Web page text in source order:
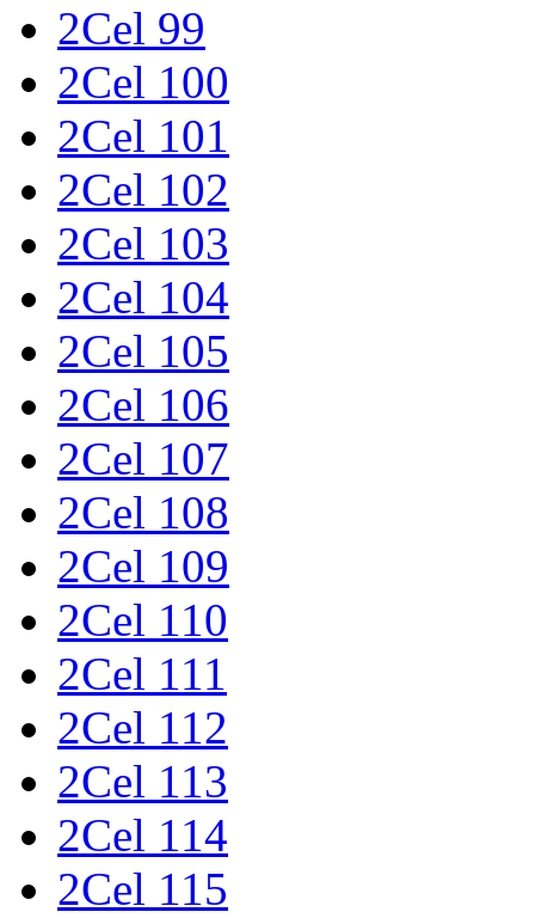
2Cel 99
2Cel 100
2Cel 101
2Cel 102
2Cel 103
2Cel 104
2Cel 105
2Cel 106
2Cel 107
2Cel 108
2Cel 109
2Cel 110
2Cel 111
2Cel 112
2Cel 113
2Cel 114
2Cel 115